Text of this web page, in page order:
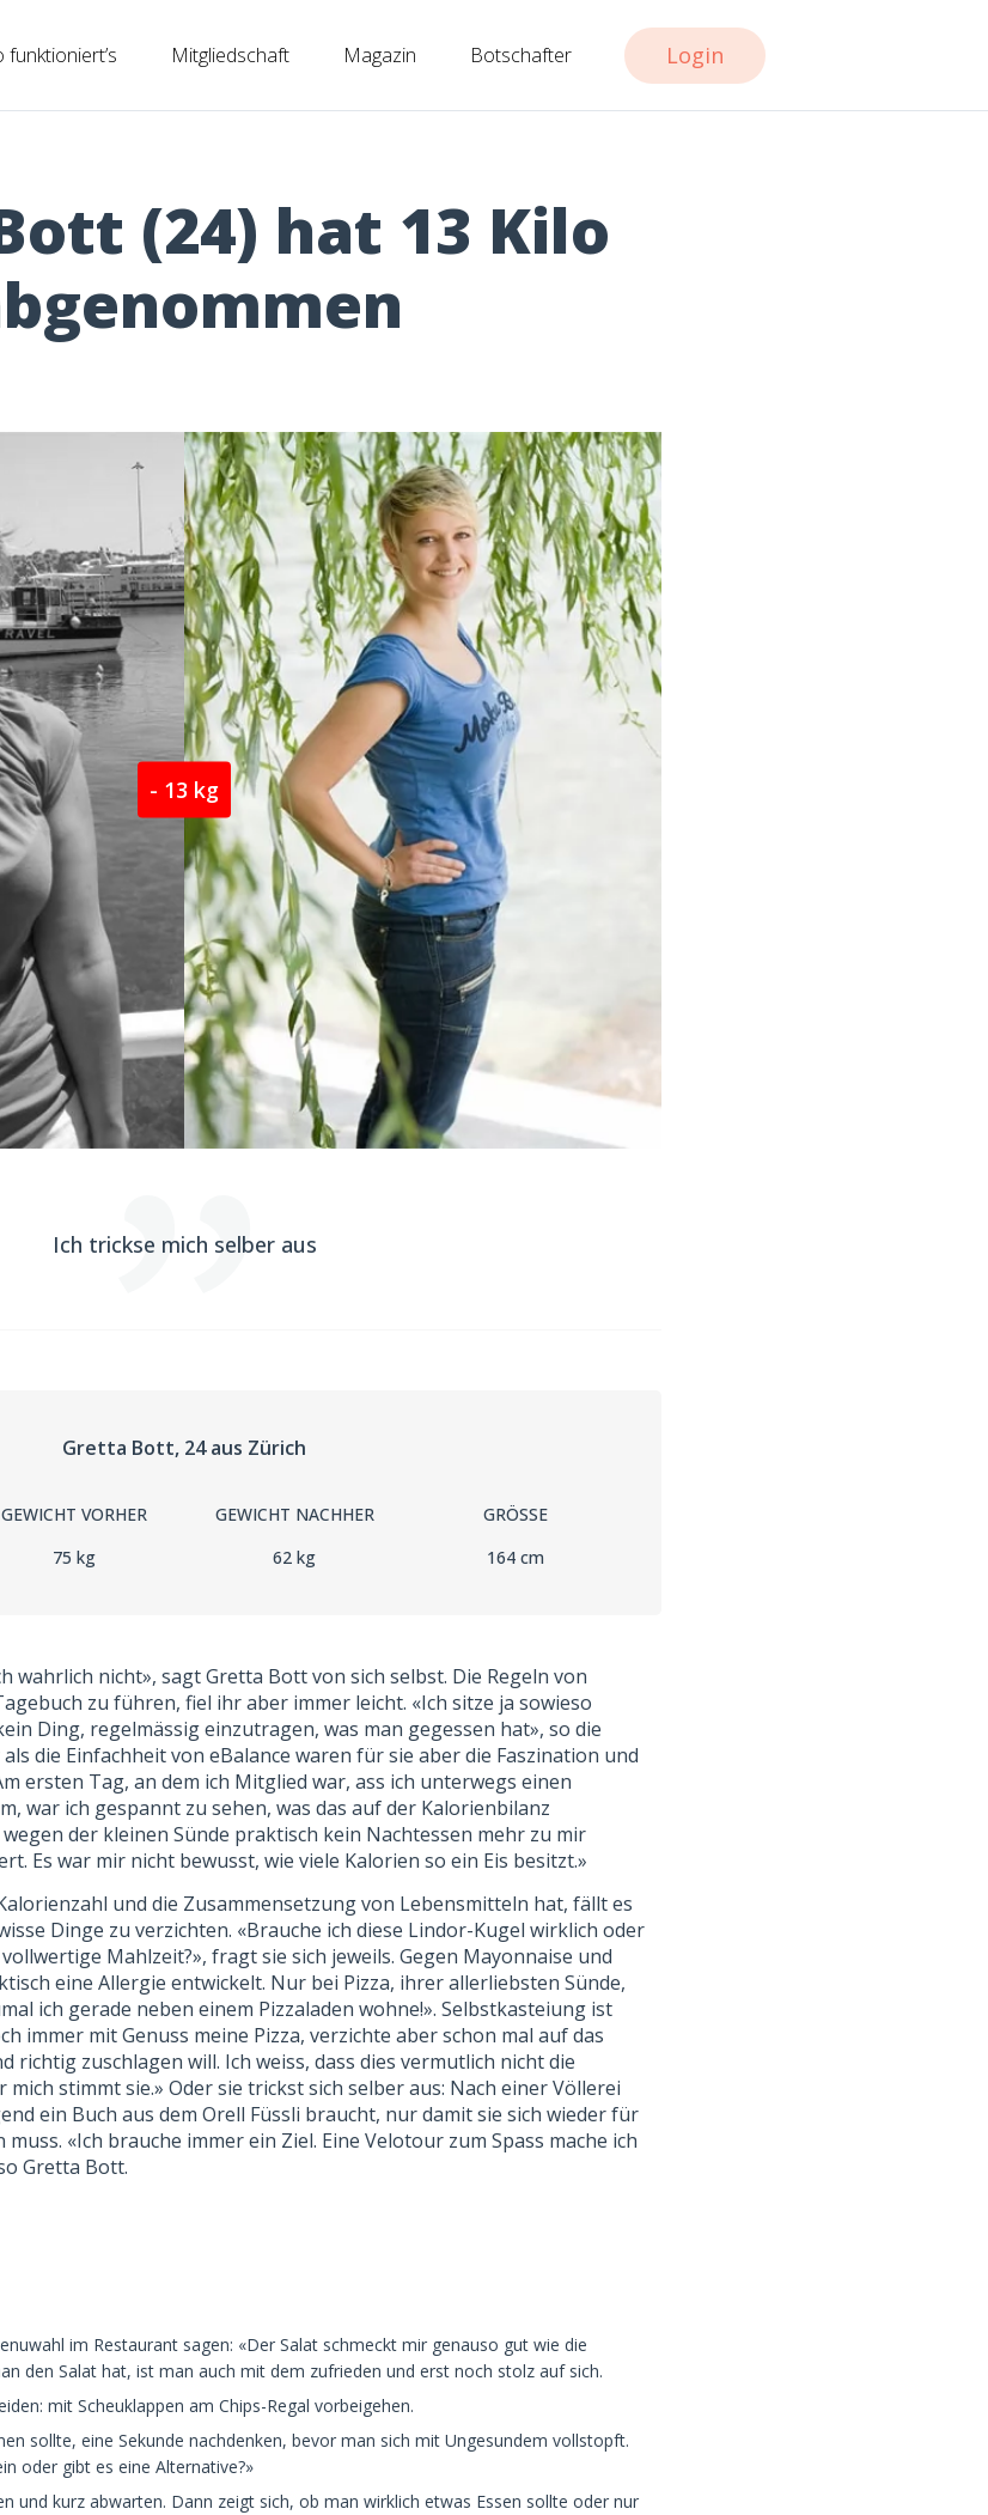
funktioniert’s Mitgliedschaft Magazin Botschafter Login
(24) hat 13 Kilo
- 13 kg
Ich trickse mich selber aus
Gretta Bott, 24aus Zürich
GEWICHT VORHER
75 kg
GEWICHT NACHHER
62 kg
GRÖSSE
164 cm
wahrlich nicht», sagt Gretta Bott von sich selbst. Die Regeln von
zu führen, fiel ihr aber immer leicht. «Ich sitze ja sowieso
Ding, regelmässig einzutragen, was man gegessen hat», so die
die Einfachheit von eBalance waren für sie aber die Faszination und
ersten Tag, an dem ich Mitglied war, ass ich unterwegs einen
war ich gespannt zu sehen, was das auf der Kalorienbilanz
wegen der kleinen Sünde praktisch kein Nachtessen mehr zu mir
Es war mir nicht bewusst, wie viele Kalorien so ein Eis besitzt.»
und die Zusammensetzung von Lebensmitteln hat, fällt es
Dinge zu verzichten. «Brauche ich diese Lindor-Kugel wirklich oder
Mahlzeit?», fragt sie sich jeweils. Gegen Mayonnaise und
eine Allergie entwickelt. Nur bei Pizza, ihrer allerliebsten Sünde,
ich gerade neben einem Pizzaladen wohne!». Selbstkasteiung ist
immer mit Genuss meine Pizza, verzichte aber schon mal auf das
richtig zuschlagen will. Ich weiss, dass dies vermutlich nicht die
stimmt sie.» Oder sie trickst sich selber aus: Nach einer Völlerei
ein Buch aus dem Orell Füssli braucht, nur damit sie sich wieder für
«Ich brauche immer ein Ziel. Eine Velotour zum Spass mache ich
Gretta Bott.
im Restaurant sagen: «Der Salat schmeckt mir genauso gut wie die
den Salat hat, ist man auch mit dem zufrieden und erst noch stolz auf sich.
mit Scheuklappen am Chips-Regal vorbeigehen.
sollte, eine Sekunde nachdenken, bevor man sich mit Ungesundem vollstopft.
oder gibt es eine Alternative?»
und kurz abwarten. Dann zeigt sich, ob man wirklich etwas Essen sollte oder nur